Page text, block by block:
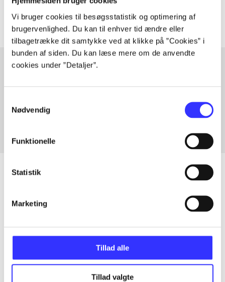
Vi bruger cookies til besøgsstatistik og optimering af
brugervenlighed. Du kan til enhver tid ændre eller
tilbagetrække dit samtykke ved at klikke på ”Cookies” i
bunden af siden. Du kan læse mere om de anvendte
cookies under ”Detaljer”.
Nødvendig
Funktionelle
Statistik
Marketing
Tillad alle
Tillad valgte
Artikler